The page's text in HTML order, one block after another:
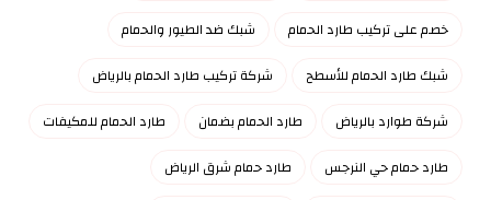
خصم على تركيب طارد الحمام
شبك ضد الطيور والحمام
شبك طارد الحمام للأسطح
شركة تركيب طارد الحمام بالرياض
شركة طوارد بالرياض
طارد الحمام بضمان
طارد الحمام للمكيفات
طارد حمام حي النرجس
طارد حمام شرق الرياض